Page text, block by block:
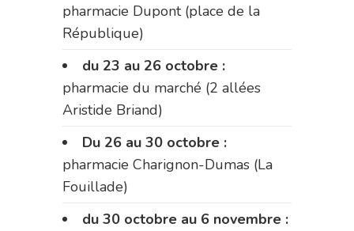
pharmacie Dupont (place de la
République)
du 23 au 26 octobre :
pharmacie du marché (2 allées
Aristide Briand)
Du 26 au 30 octobre :
pharmacie Charignon-Dumas (La
Fouillade)
du 30 octobre au 6 novembre :